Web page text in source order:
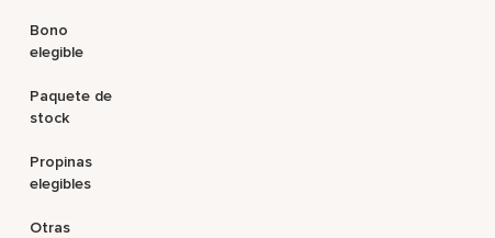
Bono
elegible
Paquete de
stock
Propinas
elegibles
Otras